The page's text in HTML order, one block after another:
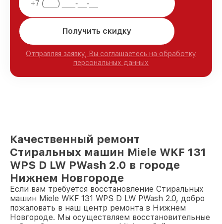
Получить скидку
Отправляя заявку, Вы соглашаетесь на обработку
персональных данных
Качественный ремонт
Стиральных машин Miele WKF 131
WPS D LW PWash 2.0 в городе
Нижнем Новгороде
Если вам требуется восстановление Стиральных
машин Miele WKF 131 WPS D LW PWash 2.0, добро
пожаловать в наш центр ремонта в Нижнем
Новгороде. Мы осуществляем восстановительные